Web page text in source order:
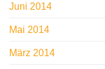
Juni 2014
Mai 2014
März 2014